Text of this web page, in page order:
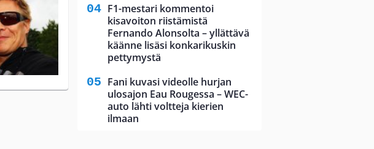
F1-mestari kommentoi
kisavoiton riistämistä
Fernando Alonsolta – yllättävä
käänne lisäsi konkarikuskin
pettymystä
Fani kuvasi videolle hurjan
ulosajon Eau Rougessa – WEC-
auto lähti voltteja kierien
ilmaan